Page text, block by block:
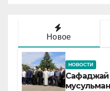
Новое
НОВОСТИ
Сафаджай